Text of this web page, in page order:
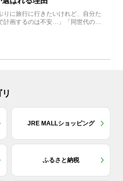
りに旅行に行きたいけれど、自分た
計画するのは不安…」「同世代の方
JRE MALLショッピング
ふるさと納税